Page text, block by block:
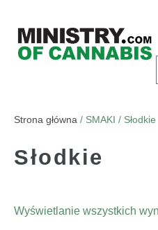
Strona główna / SMAKI / Słodkie
Słodkie
Wyświetlanie wszystkich